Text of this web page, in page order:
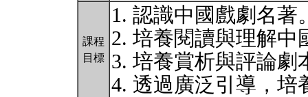
課程
目標
1. 認識中國戲劇名著
2. 培養閱讀與理解中
3. 培養賞析與評論劇
4. 透過廣泛引導，